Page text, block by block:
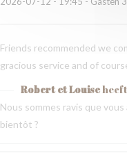
Friends recommended we
gracious service and of
Robert et Louise
Nous sommes ravis que
bientôt ?